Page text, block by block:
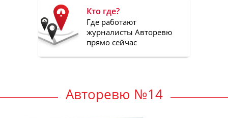
Кто где?
Где работают
журналисты Авторевю
прямо сейчас
Авторевю №14